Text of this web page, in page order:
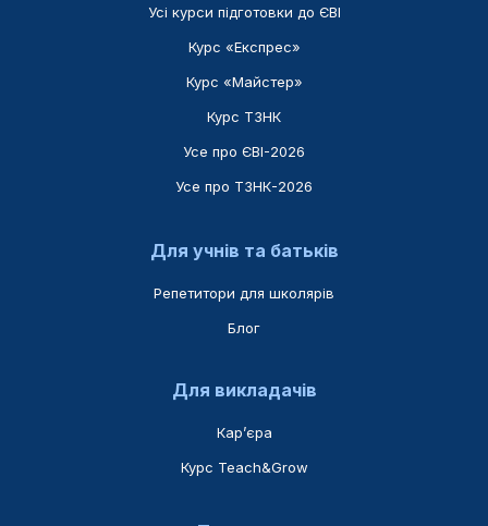
Усі курси підготовки до ЄВІ
Курс «Експрес»
Курс «Майстер»
Курс ТЗНК
Усе про ЄВІ-2026
Усе про ТЗНК-2026
Для учнів та батьків
Репетитори для школярів
Блог
Для викладачів
Карʼєра
Курс Teach&Grow